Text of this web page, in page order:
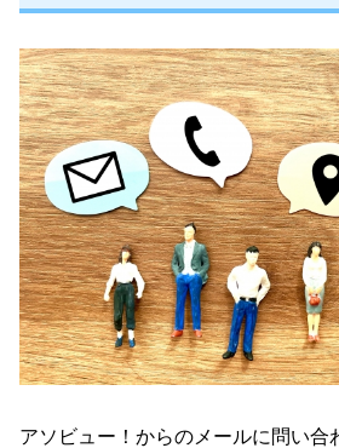
アソビュー！からのメールに問い合